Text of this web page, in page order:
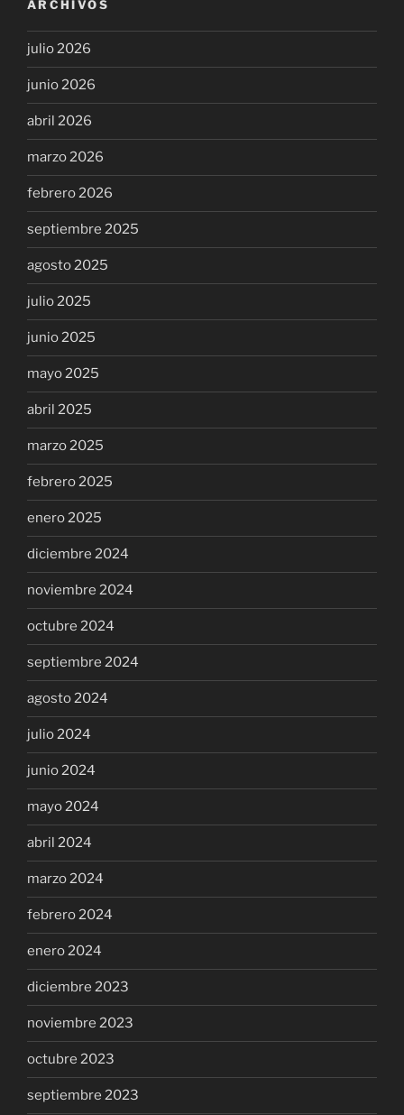
ARCHIVOS
julio 2026
junio 2026
abril 2026
marzo 2026
febrero 2026
septiembre 2025
agosto 2025
julio 2025
junio 2025
mayo 2025
abril 2025
marzo 2025
febrero 2025
enero 2025
diciembre 2024
noviembre 2024
octubre 2024
septiembre 2024
agosto 2024
julio 2024
junio 2024
mayo 2024
abril 2024
marzo 2024
febrero 2024
enero 2024
diciembre 2023
noviembre 2023
octubre 2023
septiembre 2023